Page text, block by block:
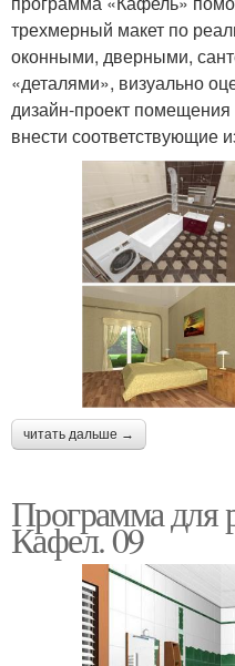
трехмерный макет по
оконными, дверными,
«деталями», визуально
дизайн-проект
внести соответствующие
читать дальше →
Программа для
Кафел. 09